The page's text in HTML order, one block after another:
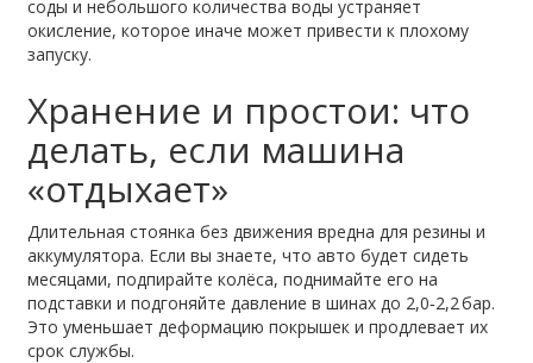
соды и небольшого количества воды устраняет
окисление, которое иначе может привести к плохому
запуску.
Хранение и простои: что
делать, если машина
«отдыхает»
Длительная стоянка без движения вредна для резины и
аккумулятора. Если вы знаете, что авто будет сидеть
месяцами, подпирайте колёса, поднимайте его на
подставки и подгоняйте давление в шинах до 2,0‑2,2 бар.
Это уменьшает деформацию покрышек и продлевает их
срок службы.